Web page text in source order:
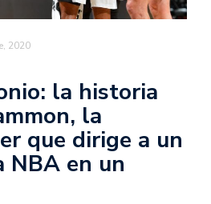
2020
la historia
la
que dirige a un
NBA en un